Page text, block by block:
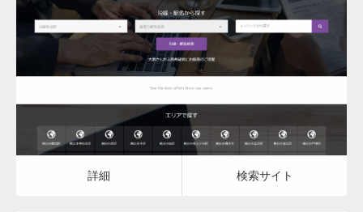
更新日：2023.03.09
検索サイト
詳細 検索サイト
カスタム投稿タイプ実…
一般社団法人高齢者支援協会がコミュパ.com
のホームページを…